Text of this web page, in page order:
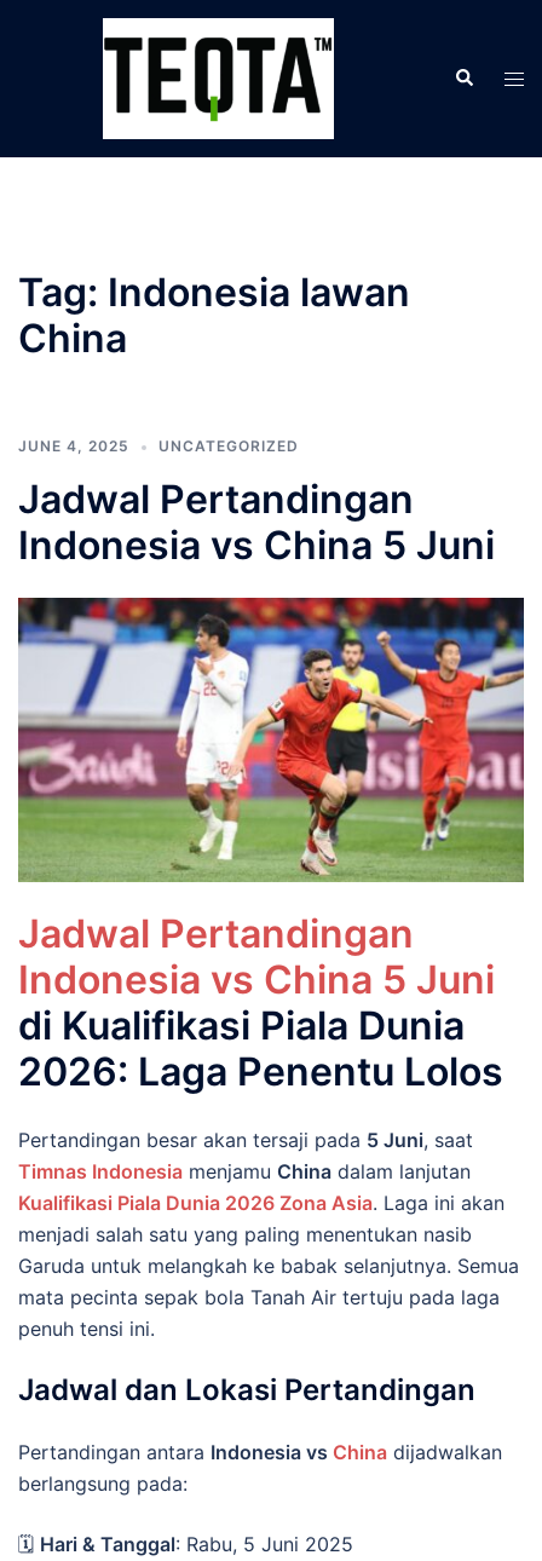
Search
Tag: Indonesia lawan
China
JUNE 4, 2025 UNCATEGORIZED
Jadwal Pertandingan
Indonesia vs China 5 Juni
Jadwal Pertandingan
Indonesia vs China 5 Juni
di Kualifikasi Piala Dunia
2026: Laga Penentu Lolos
Pertandingan besar akan tersaji pada 5 Juni, saat
Timnas Indonesia menjamu China dalam lanjutan
Kualifikasi Piala Dunia 2026 Zona Asia. Laga ini akan
menjadi salah satu yang paling menentukan nasib
Garuda untuk melangkah ke babak selanjutnya. Semua
mata pecinta sepak bola Tanah Air tertuju pada laga
penuh tensi ini.
Jadwal dan Lokasi Pertandingan
Pertandingan antara Indonesia vs China dijadwalkan
berlangsung pada:
🗓 Hari & Tanggal: Rabu, 5 Juni 2025